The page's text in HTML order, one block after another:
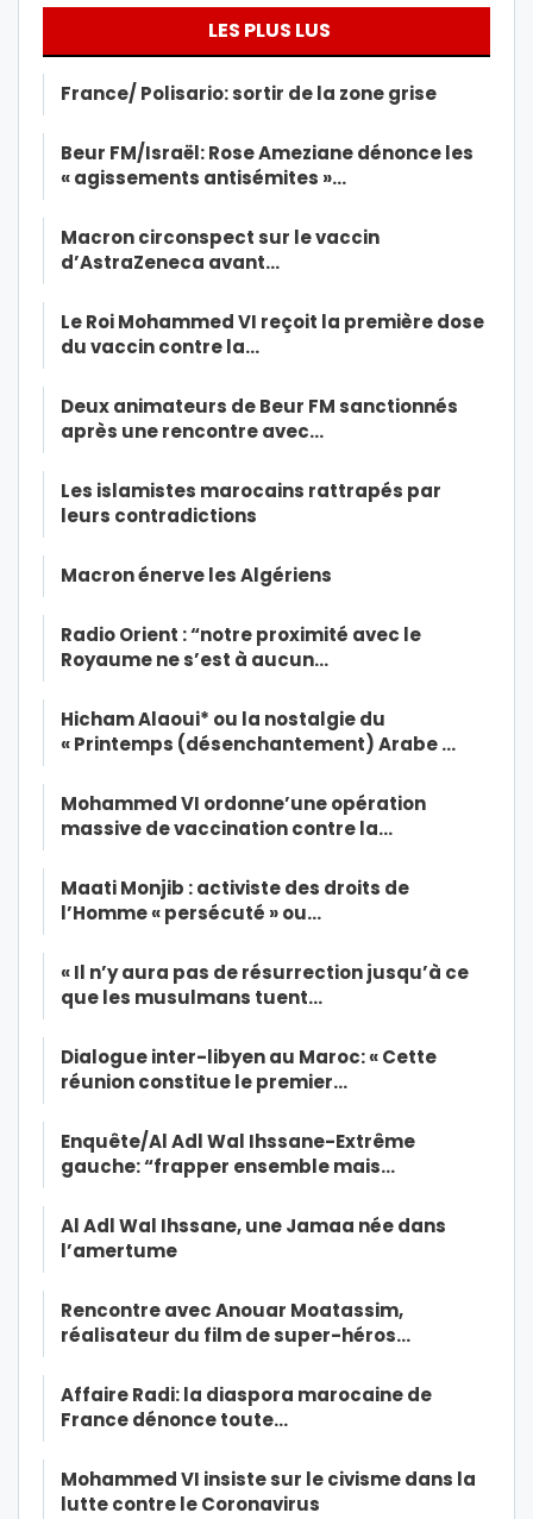
LES PLUS LUS
France/ Polisario: sortir de la zone grise
Beur FM/Israël: Rose Ameziane dénonce les
« agissements antisémites »…
Macron circonspect sur le vaccin
d’AstraZeneca avant…
Le Roi Mohammed VI reçoit la première dose
du vaccin contre la…
Deux animateurs de Beur FM sanctionnés
après une rencontre avec…
Les islamistes marocains rattrapés par
leurs contradictions
Macron énerve les Algériens
Radio Orient : “notre proximité avec le
Royaume ne s’est à aucun…
Hicham Alaoui* ou la nostalgie du
« Printemps (désenchantement) Arabe …
Mohammed VI ordonne’une opération
massive de vaccination contre la…
Maati Monjib : activiste des droits de
l’Homme « persécuté » ou…
« Il n’y aura pas de résurrection jusqu’à ce
que les musulmans tuent…
Dialogue inter-libyen au Maroc: « Cette
réunion constitue le premier…
Enquête/Al Adl Wal Ihssane-Extrême
gauche: “frapper ensemble mais…
Al Adl Wal Ihssane, une Jamaa née dans
l’amertume
Rencontre avec Anouar Moatassim,
réalisateur du film de super-héros…
Affaire Radi: la diaspora marocaine de
France dénonce toute…
Mohammed VI insiste sur le civisme dans la
lutte contre le Coronavirus